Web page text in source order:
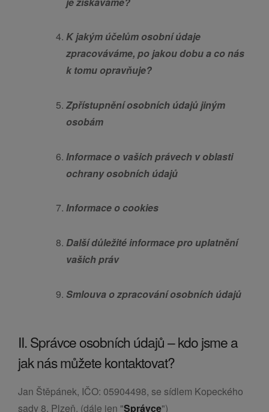
K jakým účelům osobní údaje
zpracováváme, po jakou dobu a co nás
k tomu opravňuje?
Zpřístupnění osobních údajů jiným
osobám
Informace o vašich právech v oblasti
ochrany osobních údajů
Informace o cookies
Další důležité informace pro uplatnění
vašich práv
Smlouva o zpracování osobních údajů
II. Správce osobních údajů – kdo jsme a
jak nás můžete kontaktovat?
Jan Štěpánek, IČO: 05904498, se sídlem Kopeckého
sady 8, Plzeň. (dále jen "Správce")